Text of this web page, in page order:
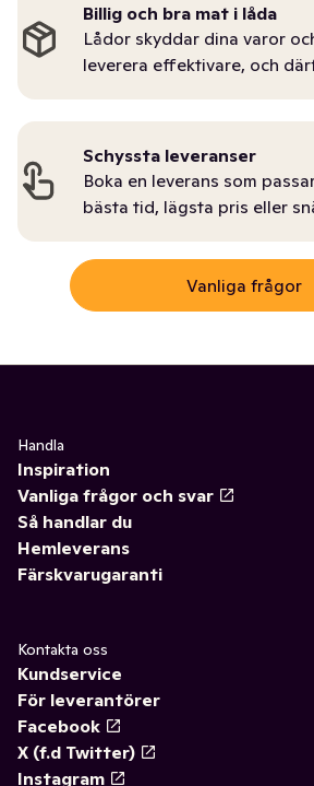
Billig och bra mat i låda
Lådor skyddar dina varor
leverera effektivare, och
Schyssta leveranser
Boka en leverans som
bästa tid, lägsta pris eller
Vanliga frågor
Handla
Inspiration
Vanliga frågor och svar
Så handlar du
Hemleverans
Färskvarugaranti
Kontakta oss
Kundservice
För leverantörer
Facebook
X (f.d Twitter)
Instagram